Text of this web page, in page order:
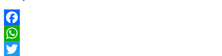
Facebook
WhatsApp